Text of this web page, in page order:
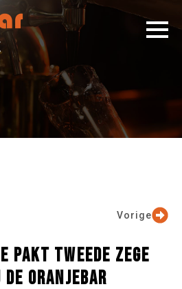
Vorige
PAKT TWEEDE ZEGE
ORANJEBAR